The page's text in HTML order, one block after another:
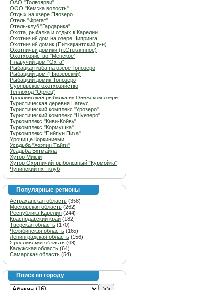
ОАО "Толвоярви"
ООО "Кемска волость"
Отдых на озере Пяозеро
Отель "Фрегат"
Отель-клуб "Гардарика"
Охота, рыбалка и отдых в Карелии
Охотничий дом на озере Ципринга
Охотничий домик (Питкярантский р-н)
Охотничьи домики (п.Стеклянное)
Охотхозяйство "Менское"
Плавучий дом "Охта"
Рыбацкая изба на озере Топозеро
Рыбацкий дом (Пяозерский)
Рыбацкий домик Топозеро
Суоярвское охотхозяйство
Теплоход "Орлец"
Троллинговая рыбалка на Онежском озере
Туристическая деревня Нагеус
Туристический комплекс "Урозеро"
Туристический комплекс "Шуезеро"
Туркомплекс "Киви-Койву"
Туркомплекс "Кормушка"
Туркомплекс "Пийпун Пиха"
Урочище Коркиниеми
Усадьба "Хозяин Тайги"
Усадьба Ботмайла
Хутор Микли
Хутор Охотничий-рыболовный "Курмойла"
Чупинский яхт-клуб
Популярные регионы
Астраханская область (358)
Московская область (262)
Республика Карелия (244)
Краснодарский край (182)
Тверская область (170)
Челябинская область (165)
Ленинградская область (156)
Ярославская область (69)
Калужская область (64)
Самарская область (54)
Поиск по городу